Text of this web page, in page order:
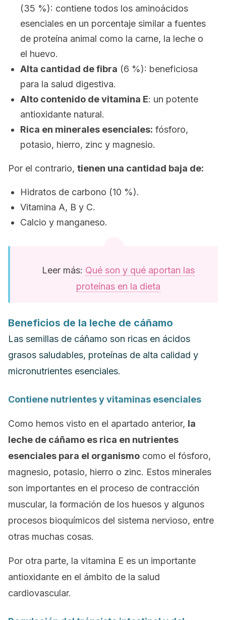
(35 %): contiene todos los aminoácidos
esenciales en un porcentaje similar a fuentes
de proteína animal como la carne, la leche o
el huevo.
Alta cantidad de fibra (6 %): beneficiosa
para la salud digestiva.
Alto contenido de vitamina E: un potente
antioxidante natural.
Rica en minerales esenciales: fósforo,
potasio, hierro, zinc y magnesio.
Por el contrario, tienen una cantidad baja de:
Hidratos de carbono (10 %).
Vitamina A, B y C.
Calcio y manganeso.
Leer más: Qué son y qué aportan las
proteínas en la dieta
Beneficios de la leche de cáñamo
Las semillas de cáñamo son ricas en ácidos
grasos saludables, proteínas de alta calidad y
micronutrientes esenciales.
Contiene nutrientes y vitaminas esenciales
Como hemos visto en el apartado anterior, la
leche de cáñamo es rica en nutrientes
esenciales para el organismo como el fósforo,
magnesio, potasio, hierro o zinc. Estos minerales
son importantes en el proceso de contracción
muscular, la formación de los huesos y algunos
procesos bioquímicos del sistema nervioso, entre
otras muchas cosas.
Por otra parte, la vitamina E es un importante
antioxidante en el ámbito de la salud
cardiovascular.